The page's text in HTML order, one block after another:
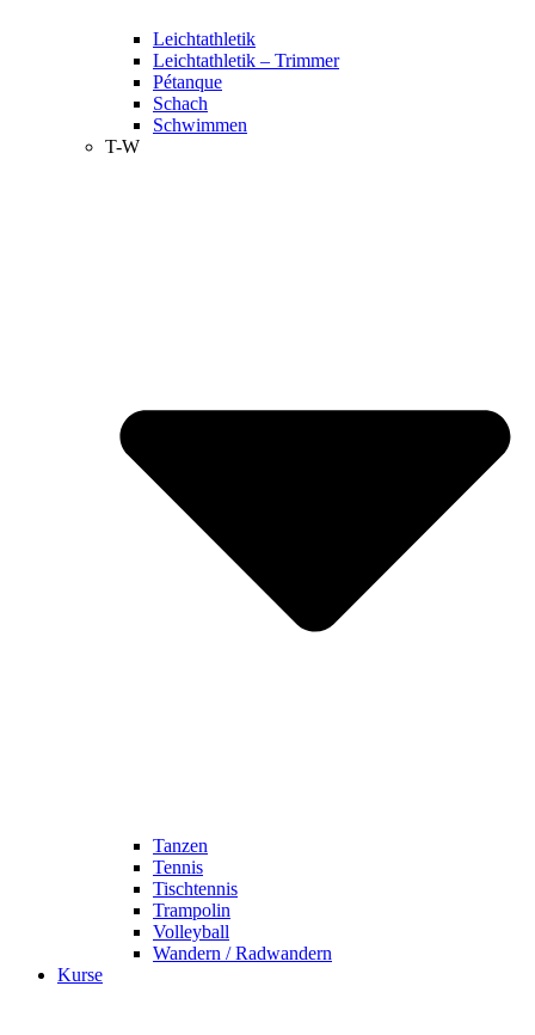
Leichtathletik
Leichtathletik – Trimmer
Pétanque
Schach
Schwimmen
T-W
Tanzen
Tennis
Tischtennis
Trampolin
Volleyball
Wandern / Radwandern
Kurse